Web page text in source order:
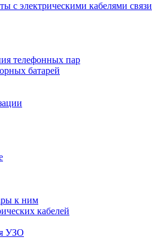
с электрическими кабелями связи
телефонных пар
батарей
к ним
кабелей
УЗО